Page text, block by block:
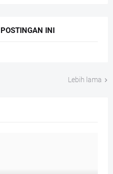
INI
Lebih lama